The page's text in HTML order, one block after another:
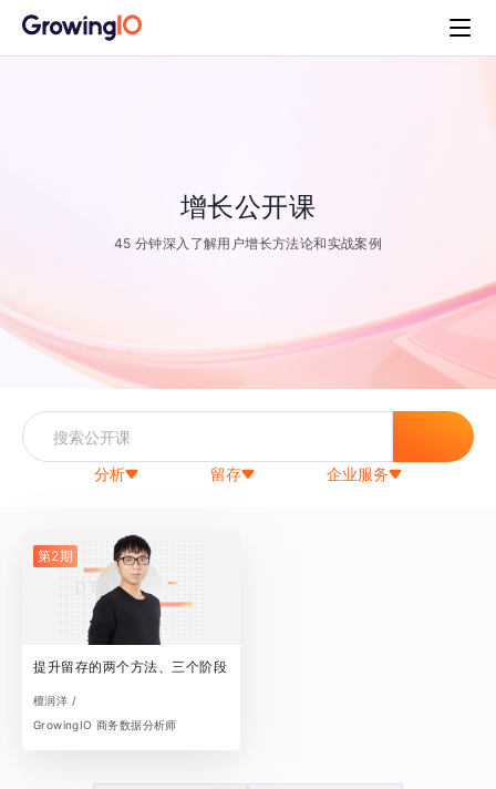
增长公开课
45 分钟深入了解用户增长方法论和实战案例
分析 留存 企业服务
第2期
提升留存的两个方法、三个阶段
檀润洋 /
GrowingIO 商务数据分析师